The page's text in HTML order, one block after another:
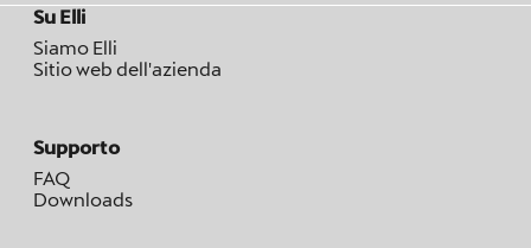
Su Elli
Siamo Elli
Sitio web dell'azienda
Supporto
FAQ
Downloads